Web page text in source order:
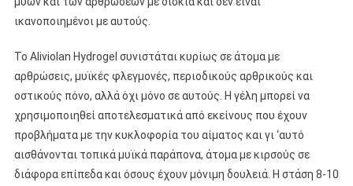
ικανοποιημένοι με αυτούς.
Το Aliviolan Hydrogel συνιστάται κυρίως σε άτομα με
αρθρώσεις, μυϊκές φλεγμονές, περιοδικούς αρθρικούς και
οστικούς πόνο, αλλά όχι μόνο σε αυτούς. Η γέλη μπορεί να
χρησιμοποιηθεί αποτελεσματικά από εκείνους που έχουν
προβλήματα με την κυκλοφορία του αίματος και γι ‘αυτό
αισθάνονται τοπικά μυϊκά παράπονα, άτομα με κιρσούς σε
διάφορα επίπεδα και όσους έχουν μόνιμη δουλειά. Η στάση 8-10